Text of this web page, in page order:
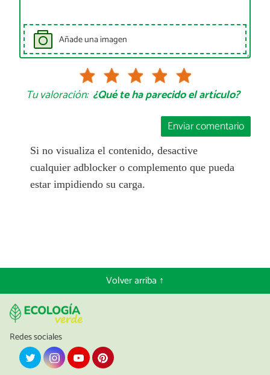
Añade una imagen
Tu valoración: ¿Qué te ha parecido el artículo?
Enviar comentario
Si no visualiza el contenido, desactive
cualquier adblocker o complemento que pueda
estar impidiendo su carga.
Volver arriba ↑
Redes sociales